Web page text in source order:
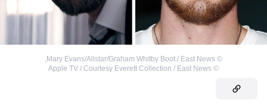
©
Mary Evans/Allstar/Graham Whitby Boot./ East News
©
Apple TV / Courtesy Everett Collection / East News